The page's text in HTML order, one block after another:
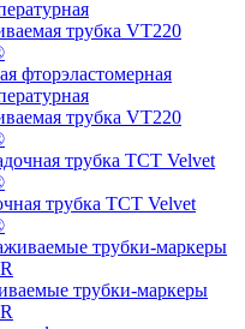
фторэластомерная
трубка VT220
трубка TCT Velvet
трубки-маркеры